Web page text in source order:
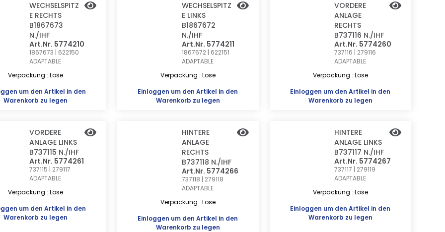
WECHSELSPITZ
E RECHTS
B1867673
N./IHF
Art.Nr. 5774210
1867673 | 622150
ADAPTABLE
Verpackung : Lose
um den Artikel in den
Warenkorb zu legen
WECHSELSPITZ
E LINKS
B1867672
N./IHF
Art.Nr. 5774211
1867672 | 622151
ADAPTABLE
Verpackung : Lose
Einloggen um den Artikel in den
Warenkorb zu legen
VORDERE
ANLAGE
RECHTS
B737116 N./IHF
Art.Nr. 5774260
737116 | 279116
ADAPTABLE
Verpackung : Lose
Einloggen um den Artikel in den
Warenkorb zu legen
VORDERE
ANLAGE LINKS
B737115 N./IHF
Art.Nr. 5774261
737115 | 279117
ADAPTABLE
Verpackung : Lose
um den Artikel in den
Warenkorb zu legen
HINTERE
ANLAGE
RECHTS
B737118 N./IHF
Art.Nr. 5774266
737118 | 279118
ADAPTABLE
Verpackung : Lose
Einloggen um den Artikel in den
Warenkorb zu legen
HINTERE
ANLAGE LINKS
B737117 N./IHF
Art.Nr. 5774267
737117 | 279119
ADAPTABLE
Verpackung : Lose
Einloggen um den Artikel in den
Warenkorb zu legen